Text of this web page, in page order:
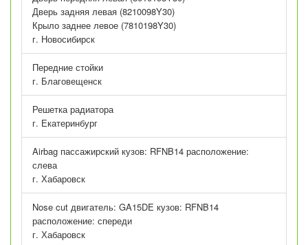
Дверь задняя левая (8210098Y30)
Крыло заднее левое (7810198Y30)
г. Новосибирск
Передние стойки
г. Благовещенск
Решетка радиатора
г. Екатеринбург
Airbag пассажирский кузов: RFNB14 расположение:
слева
г. Хабаровск
Nose cut двигатель: GA15DE кузов: RFNB14
расположение: спереди
г. Хабаровск